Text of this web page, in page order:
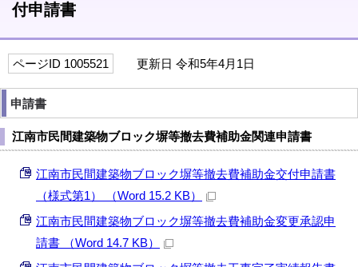
付申請書
ページID 1005521 更新日 令和5年4月1日
申請書
江南市民間建築物ブロック塀等撤去費補助金関連申請書
江南市民間建築物ブロック塀等撤去費補助金交付申請書
（様式第1） （Word 15.2 KB）
江南市民間建築物ブロック塀等撤去費補助金変更承認申
請書 （Word 14.7 KB）